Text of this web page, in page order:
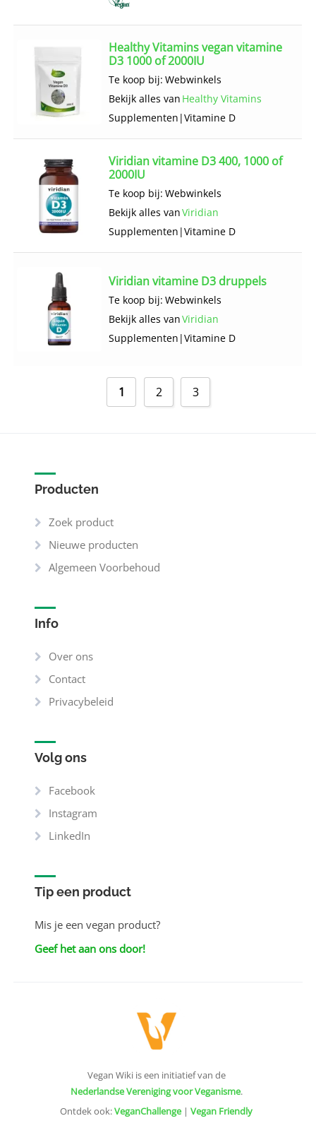
Healthy Vitamins vegan vitamine
D3 1000 of 2000IU
Te koop bij: Webwinkels
Bekijk alles van Healthy Vitamins
Supplementen |Vitamine D
Viridian vitamine D3 400, 1000 of
2000IU
Te koop bij: Webwinkels
Bekijk alles vanViridian
Supplementen |Vitamine D
Viridian vitamine D3 druppels
Te koop bij: Webwinkels
Bekijk alles vanViridian
Supplementen |Vitamine D
1 2 3
Producten
Zoek product
Nieuwe producten
Algemeen Voorbehoud
Info
Over ons
Contact
Privacybeleid
Volg ons
Facebook
Instagram
LinkedIn
Tip een product
Mis je een vegan product?
Geef het aan ons door!
Vegan Wiki is een initiatief van de
Nederlandse Vereniging voor Veganisme.
Ontdek ook:VeganChallenge| Vegan Friendly